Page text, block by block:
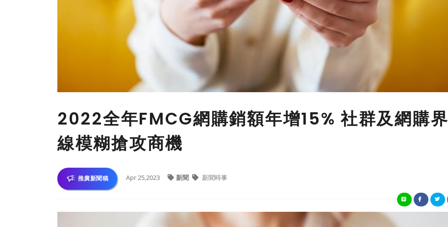
2022全年FMCG網購銷額年增15% 社群及網購界
線模糊搶攻商機
推廣新聞稿 Apr 25,2023 新聞 新聞時事